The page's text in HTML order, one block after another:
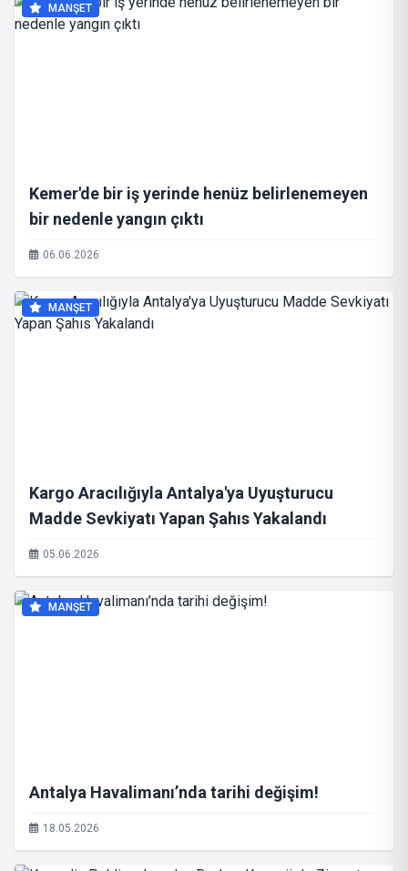
MANŞET
Kemer'de bir iş yerinde henüz belirlenemeyen
bir nedenle yangın çıktı
06.06.2026
MANŞET
Kargo Aracılığıyla Antalya'ya Uyuşturucu
Madde Sevkiyatı Yapan Şahıs Yakalandı
05.06.2026
MANŞET
Antalya Havalimanı’nda tarihi değişim!
18.05.2026